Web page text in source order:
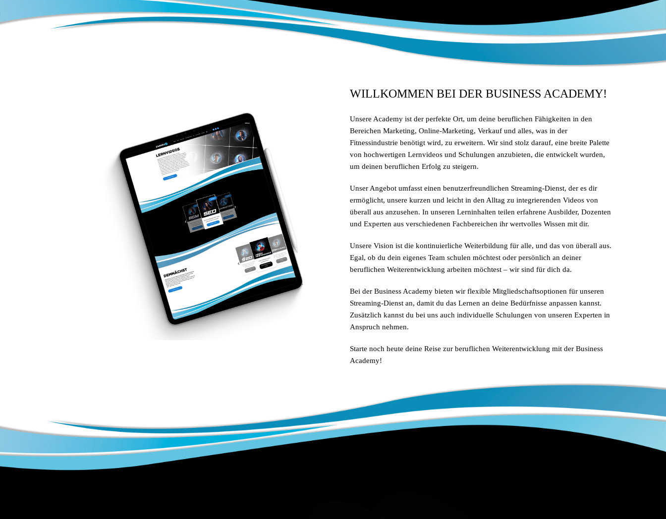
WILLKOMMEN BEI DER BUSINESS ACADEMY!
Unsere Academy ist der perfekte Ort, um deine beruflichen Fähigkeiten in den
Bereichen Marketing, Online-Marketing, Verkauf und alles, was in der
Fitnessindustrie benötigt wird, zu erweitern. Wir sind stolz darauf, eine breite Palette
von hochwertigen Lernvideos und Schulungen anzubieten, die entwickelt wurden,
um deinen beruflichen Erfolg zu steigern.
Unser Angebot umfasst einen benutzerfreundlichen Streaming-Dienst, der es dir
ermöglicht, unsere kurzen und leicht in den Alltag zu integrierenden Videos von
überall aus anzusehen. In unseren Lerninhalten teilen erfahrene Ausbilder, Dozenten
und Experten aus verschiedenen Fachbereichen ihr wertvolles Wissen mit dir.
Unsere Vision ist die kontinuierliche Weiterbildung für alle, und das von überall aus.
Egal, ob du dein eigenes Team schulen möchtest oder persönlich an deiner
beruflichen Weiterentwicklung arbeiten möchtest – wir sind für dich da.
Bei der Business Academy bieten wir flexible Mitgliedschaftsoptionen für unseren
Streaming-Dienst an, damit du das Lernen an deine Bedürfnisse anpassen kannst.
Zusätzlich kannst du bei uns auch individuelle Schulungen von unseren Experten in
Anspruch nehmen.
Starte noch heute deine Reise zur beruflichen Weiterentwicklung mit der Business
Academy!